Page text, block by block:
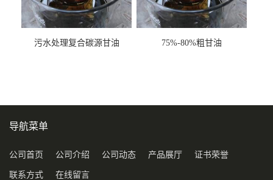
污水处理复合碳源甘油
75%-80%粗甘油
导航菜单
公司首页 公司介绍 公司动态 产品展厅 证书荣誉
联系方式 在线留言